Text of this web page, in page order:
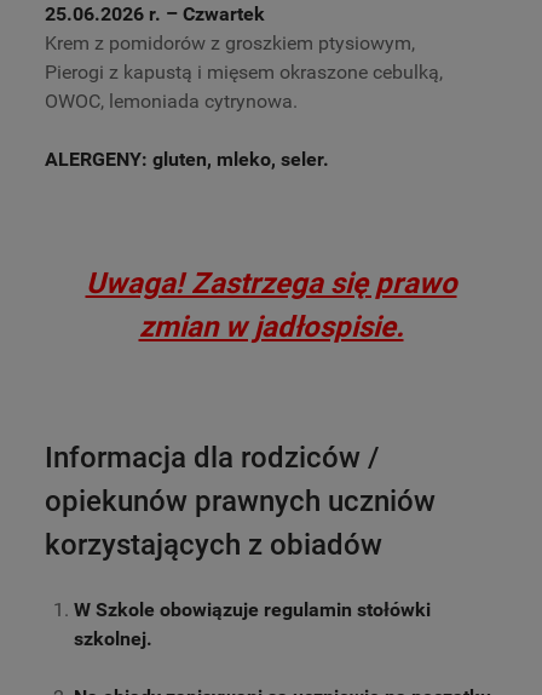
25.06.2026 r. – Czwartek
Krem z pomidorów z groszkiem ptysiowym,
Pierogi z kapustą i mięsem okraszone cebulką,
OWOC, lemoniada cytrynowa.
ALERGENY: gluten, mleko, seler.
Uwaga! Zastrzega się prawo
zmian w jadłospisie.
Informacja dla rodziców /
opiekunów prawnych uczniów
korzystających z obiadów
W Szkole obowiązuje regulamin stołówki
szkolnej.